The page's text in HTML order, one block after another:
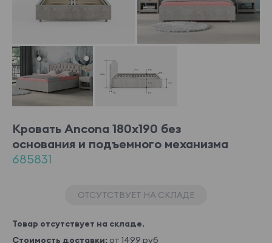
Кровать Ancona 180x190 без
основания и подъемного механизма
685831
ОТСУТСТВУЕТ НА СКЛАДЕ
Товар отсутствует на складе.
Стоимость доставки: от 1499 руб